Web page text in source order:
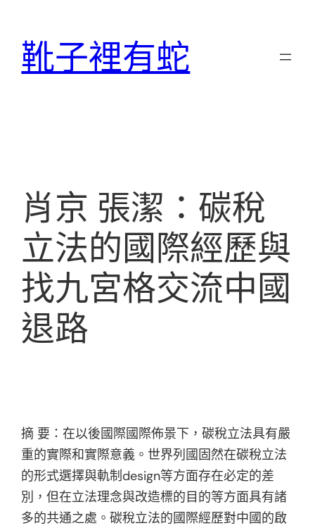
靴子裡有蛇
肖京 張潔：碳稅
立法的國際經歷與
找九宮格交流中國
退路
摘 要：在以後國際國際佈景下，碳稅立法具有嚴
重的實際和實際意義。世界列國固然在碳稅立法
的形式選擇與軌制design等方面存在必定的差
別，但在立法理念與改造標的目的等方面具有諸
多的共通之處。碳稅立法的國際經歷對中國的啟